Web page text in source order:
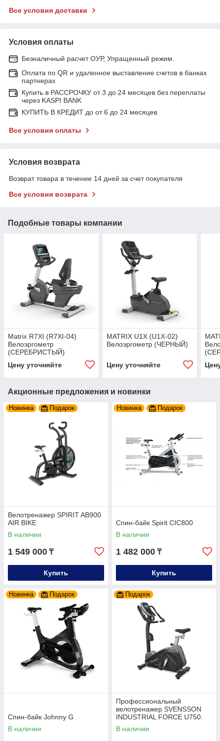
Все условия доставки
Условия оплаты
Безналичный расчет ОУР, Упращенный режим.
Оплата по QR и удаленное выставление счетов в банках
партнерах
Купить в РАССРОЧКУ от 3 до 24 месяцев без переплаты
через KASPI BANK
КУПИТЬ В КРЕДИТ до от 6 до 24 месяцев
Все условия оплаты
Условия возврата
Возврат товара в течение 14 дней за счет покупателя
Все условия возврата
Подобные товары компании
Matrix R7XI (R7XI-04)
Велоэргометр
(СЕРЕБРИСТЫЙ)
Цену уточняйте
MATRIX U1X (U1X-02)
Велоэргометр (ЧЕРНЫЙ)
Цену уточняйте
Акционные предложения и новинки
Новинка Подарок
Велотренажер SPIRIT AB900
AIR BIKE
В наличии
1 549 000 ₸
Купить
Новинка Подарок
Спин-байк Spirit CIC800
В наличии
1 482 000 ₸
Купить
Новинка Подарок
Спин-байк Johnny G
В наличии
Подарок
Профессиональный
велотренажер SVENSSON
INDUSTRIAL FORCE U750.
ПРЕДЗАКАЗ
В наличии